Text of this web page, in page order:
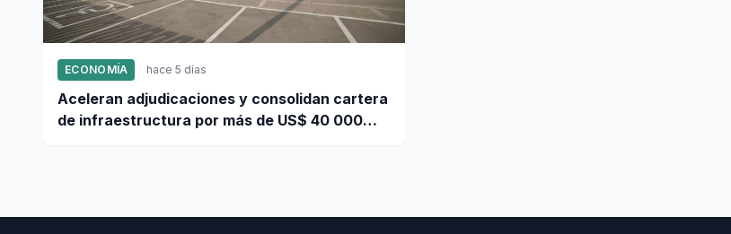
ECONOMÍA hace 5 días
Aceleran adjudicaciones y consolidan cartera
de infraestructura por más de US$ 40 000